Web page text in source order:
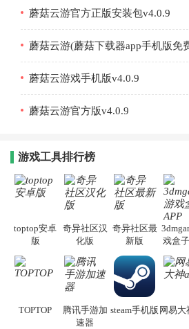
蘑菇云游官方正版安装包v4.0.9
蘑菇云游(蘑菇下载器app手机版免
蘑菇云游戏手机版v4.0.9
蘑菇云游官方版v4.0.9
游戏工具排行榜
toptop安卓
版
奇异社区汉
化版
奇异社区最
新版
戏盒
TOPTOP
腾讯手游加
速器
steam手机版 网易大